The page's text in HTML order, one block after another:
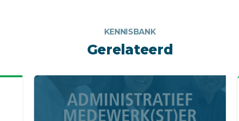
KENNISBANK
Gerelateerd